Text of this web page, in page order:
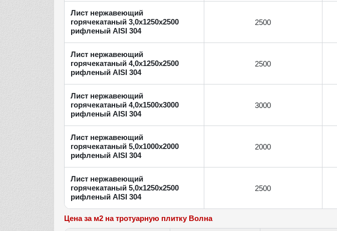
Лист нержавеющий
горячекатаный 3,0х1250х2500
рифленый AISI 304
2500
Лист нержавеющий
горячекатаный 4,0х1250х2500
рифленый AISI 304
2500
Лист нержавеющий
горячекатаный 4,0х1500х3000
рифленый AISI 304
3000
Лист нержавеющий
горячекатаный 5,0х1000х2000
рифленый AISI 304
2000
Лист нержавеющий
горячекатаный 5,0х1250х2500
рифленый AISI 304
2500
Цена за м2 на тротуарную плитку Волна